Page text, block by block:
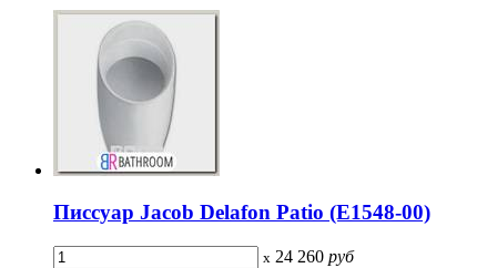
Писсуар Jacob Delafon Patio (E1548-00)
x 24 260 руб